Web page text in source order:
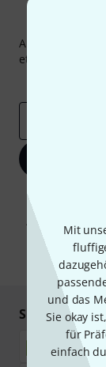
Mit
und das
Sie okay
für
einfach
Abonniere den
etwas Glück
Mit Klick auf
Werbung und
Abmeldung ist
Sicher